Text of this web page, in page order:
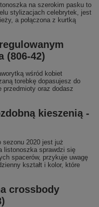
na szerokim pasku to
stylizacjach celebrytek, jest
a połączona z kurtką
(806-42)
wśród kobiet
torebkę dopasujesz do
oraz dodasz
kieszenią -
sezonu 2020 jest już
listonoszka sprawdzi się
spacerów, przykuje uwagę
kształt i kolor, które
crossbody